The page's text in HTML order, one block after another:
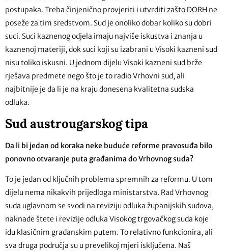
postupaka. Treba činjenično provjeriti i utvrditi zašto DORH ne
poseže za tim sredstvom. Sud je onoliko dobar koliko su dobri
suci. Suci kaznenog odjela imaju najviše iskustva i znanja u
kaznenoj materiji, dok suci koji su izabrani u Visoki kazneni sud
nisu toliko iskusni. U jednom dijelu Visoki kazneni sud brže
rješava predmete nego što je to radio Vrhovni sud, ali
najbitnije je da li je na kraju donesena kvalitetna sudska
odluka.
Sud austrougarskog tipa
Da li bi jedan od koraka neke buduće reforme pravosuđa bilo
ponovno otvaranje puta građanima do Vrhovnog suda?
To je jedan od ključnih problema spremnih za reformu. U tom
dijelu nema nikakvih prijedloga ministarstva. Rad Vrhovnog
suda uglavnom se svodi na reviziju odluka županijskih sudova,
naknade štete i revizije odluka Visokog trgovačkog suda koje
idu klasičnim građanskim putem. To relativno funkcionira, ali
sva druga područja su u prevelikoj mjeri isključena. Naš